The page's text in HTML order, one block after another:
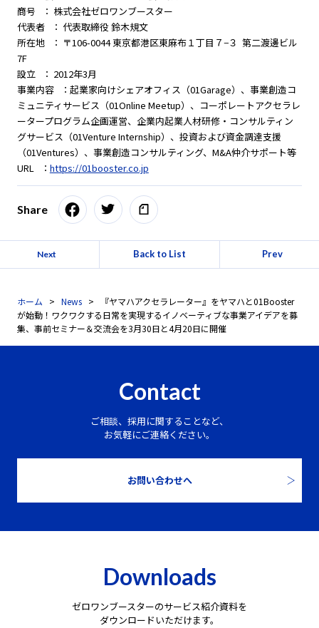
商号 ： 株式会社ゼロワンブースター
代表者 ： 代表取締役 鈴木規文
所在地 ： 〒106-0044 東京都港区東麻布１丁目７−３ 第二渡邊ビル
7F
設立 ： 2012年3月
事業内容 ：起業家向けシェアオフィス（01Garage）、事業創造コ
ミュニティサービス（01Online Meetup）、コーポレートアクセラレ
ータープログラム企画運営、企業内起業人材研修・コンサルティン
グサービス（01Venture Internship）、投資および資金調達支援
（01Ventures）、事業創造コンサルティング、M&A仲介サポート等
URL ： https://01booster.co.jp
Share
Next Back to List Prev
ホーム News
『ヤマハアクセラレーター』をヤマハと01Booster
が始動！ワクワクする日常を実現するイノベーティブな事業アイデアを募
集、事前セミナー＆交流会を3月30日と4月20日に開催
Contact
ご相談、採用に関することなど、
お気軽にご連絡ください。
お問い合わせへ
Downloads
ゼロワンブースターのサービス紹介資料を
ダウンロードいただけます。